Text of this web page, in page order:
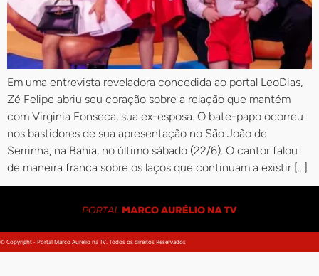
Em uma entrevista reveladora concedida ao portal LeoDias,
Zé Felipe abriu seu coração sobre a relação que mantém
com Virginia Fonseca, sua ex-esposa. O bate-papo ocorreu
nos bastidores de sua apresentação no São João de
Serrinha, na Bahia, no último sábado (22/6). O cantor falou
de maneira franca sobre os laços que continuam a existir […]
© Copyright - Portal Marco Aurélio na TV. Todos os direitos Reservados